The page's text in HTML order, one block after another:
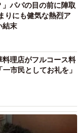
」パパの目の前に陣取
りにも健気な熱烈ア
結末
理店がフルコース料
市民としてお礼を」